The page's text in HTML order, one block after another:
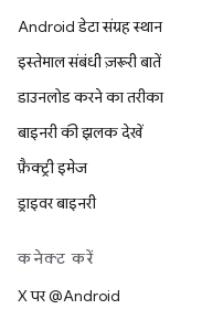
Android डेटा संग्रह स्थान
इस्तेमाल संबंधी ज़रूरी बातें
डाउनलोड करने का तरीका
बाइनरी की झलक देखें
फ़ैक्ट्री इमेज
ड्राइवर बाइनरी
कनेक्ट करें
X पर @Android